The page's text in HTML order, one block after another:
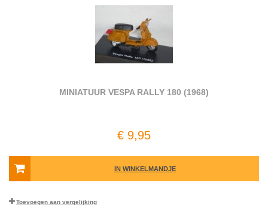
MINIATUUR VESPA RALLY 180 (1968)
€ 9,95
IN WINKELMANDJE
Toevoegen aan vergelijking